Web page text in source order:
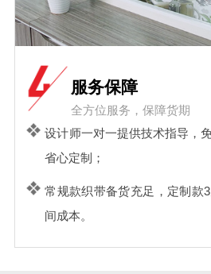
服务保障
全方位服务，保障货期
设计师一对一提供技术指导，
省心定制；
常规款织带备货充足，定制款
间成本。